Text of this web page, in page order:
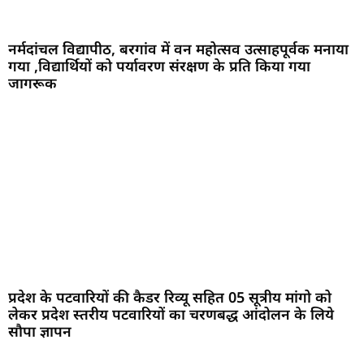
नर्मदांचल विद्यापीठ, बरगांव में वन महोत्सव उत्साहपूर्वक मनाया
गया ,विद्यार्थियों को पर्यावरण संरक्षण के प्रति किया गया
जागरूक
प्रदेश के पटवारियों की कैडर रिव्यू सहित 05 सूत्रीय मांगो को
लेकर प्रदेश स्तरीय पटवारियों का चरणबद्ध आंदोलन के लिये
सौपा ज्ञापन